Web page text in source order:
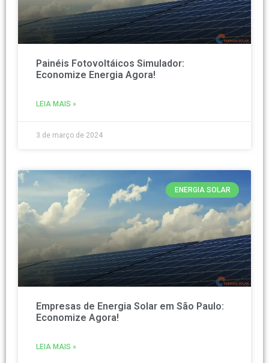
Painéis Fotovoltáicos Simulador:
Economize Energia Agora!
LEIA MAIS »
3 de março de 2024
ENERGIA SOLAR
Empresas de Energia Solar em São Paulo:
Economize Agora!
LEIA MAIS »